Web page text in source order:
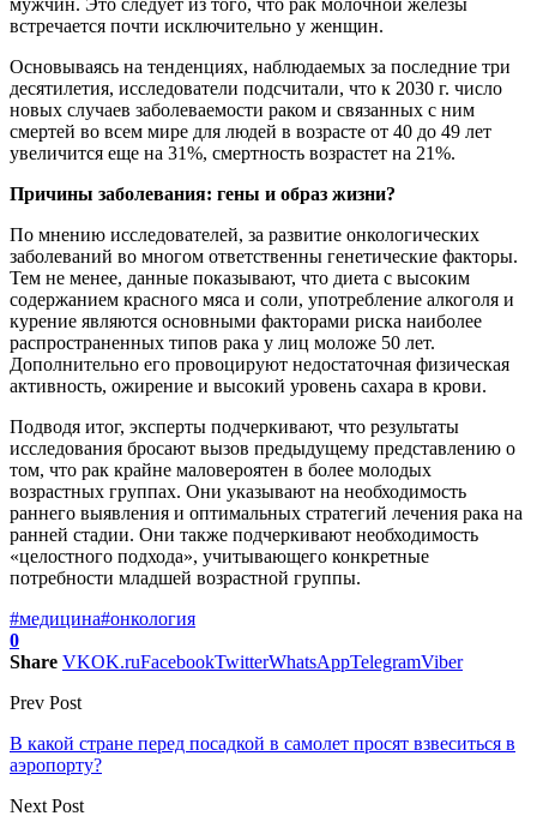
встречается почти исключительно у женщин.
Основываясь на тенденциях, наблюдаемых за последние три
десятилетия, исследователи подсчитали, что к 2030 г. число
новых случаев заболеваемости раком и связанных с ним
смертей во всем мире для людей в возрасте от 40 до 49 лет
увеличится еще на 31%, смертность возрастет на 21%.
Причины заболевания: гены и образ жизни?
По мнению исследователей, за развитие онкологических
заболеваний во многом ответственны генетические факторы.
Тем не менее, данные показывают, что диета с высоким
содержанием красного мяса и соли, употребление алкоголя и
курение являются основными факторами риска наиболее
распространенных типов рака у лиц моложе 50 лет.
Дополнительно его провоцируют недостаточная физическая
активность, ожирение и высокий уровень сахара в крови.
Подводя итог, эксперты подчеркивают, что результаты
исследования бросают вызов предыдущему представлению о
том, что рак крайне маловероятен в более молодых
возрастных группах. Они указывают на необходимость
раннего выявления и оптимальных стратегий лечения рака на
ранней стадии. Они также подчеркивают необходимость
«целостного подхода», учитывающего конкретные
потребности младшей возрастной группы.
#медицина#онкология
0
Share VKOK.ruFacebookTwitterWhatsAppTelegramViber
Prev Post
В какой стране перед посадкой в самолет просят взвеситься в
аэропорту?
Next Post